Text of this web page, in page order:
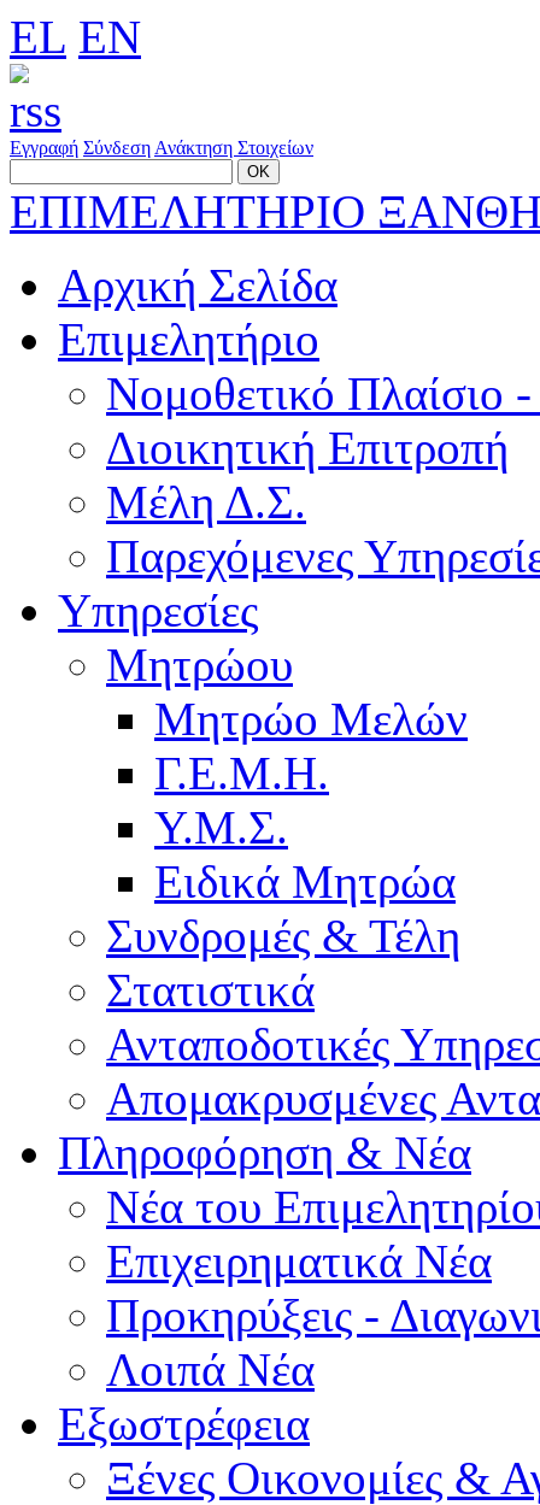
EL EN
Εγγραφή Σύνδεση Ανάκτηση Στοιχείων
ΕΠΙΜΕΛΗΤΗΡΙΟ
Αρχική Σελίδα
Επιμελητήριο
Νομοθετικό Πλαίσιο
Διοικητική Επιτροπή
Μέλη Δ.Σ.
Παρεχόμενες
Υπηρεσίες
Μητρώου
Μητρώο Μελών
Γ.Ε.Μ.Η.
Υ.Μ.Σ.
Ειδικά Μητρώα
Συνδρομές & Τέλη
Στατιστικά
Ανταποδοτικές
Απομακρυσμένες
Πληροφόρηση & Νέα
Νέα του
Επιχειρηματικά Νέα
Προκηρύξεις -
Λοιπά Νέα
Εξωστρέφεια
Ξένες Οικονομίες &